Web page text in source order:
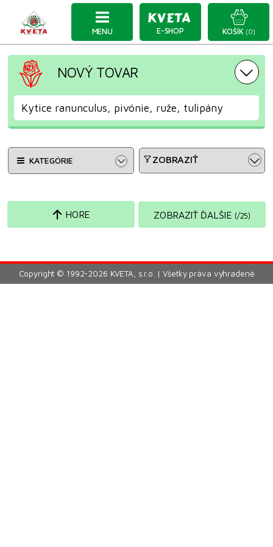
MENU E-SHOP KOŠÍK (0)
NOVÝ TOVAR
Kytice ranunculus, pivónie, ruže, tulipány
KATEGÓRIE ZOBRAZIŤ
ZOBRAZIŤ ĎALŠIE (/25)
HORE
Copyright © 1992-2026 KVETA, s.r.o. | Všetky práva vyhradené